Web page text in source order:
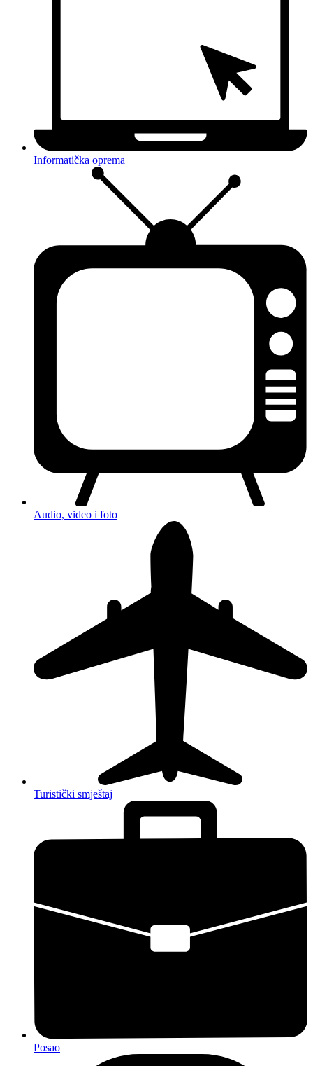
Informatička oprema
Audio, video i foto
Turistički smještaj
Posao